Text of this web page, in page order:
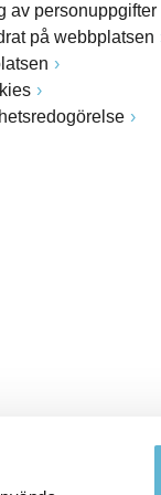
av personuppgifter
på webbplatsen